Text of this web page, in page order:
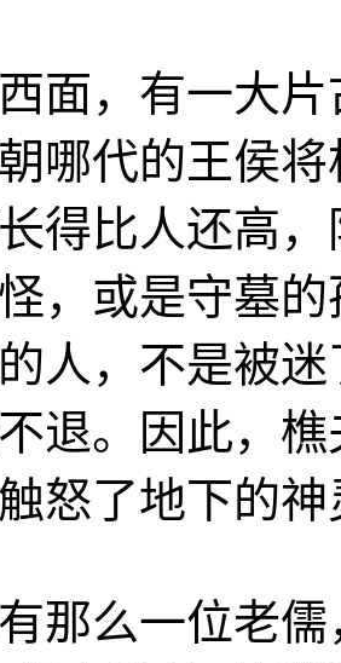
面，有一大
哪代的王侯
得比人还高
，或是守墓
人，不是被
退。因此，
怒了地下的神
那么一位老